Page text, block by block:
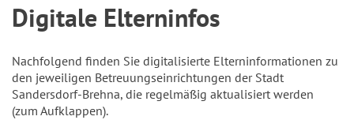
Digitale Elterninfos
Nachfolgend finden Sie digitalisierte Elterninformationen zu
den jeweiligen Betreuungseinrichtungen der Stadt
Sandersdorf-Brehna, die regelmäßig aktualisiert werden
(zum Aufklappen).